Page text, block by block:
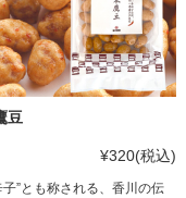
豆
¥320(税込)
子”とも称される、香川の伝